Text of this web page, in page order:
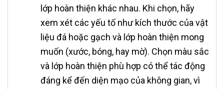
lớp hoàn thiện khác nhau. Khi chọn, hãy
xem xét các yếu tố như kích thước của vật
liệu đá hoặc gạch và lớp hoàn thiện mong
muốn (xước, bóng, hay mờ). Chọn màu sắc
và lớp hoàn thiện phù hợp có thể tác động
đáng kể đến diện mạo của không gian, vì